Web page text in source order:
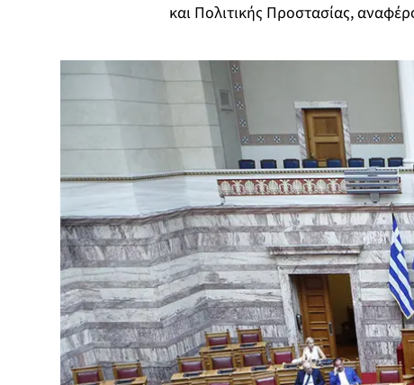
και Πολιτικής Προστασίας,